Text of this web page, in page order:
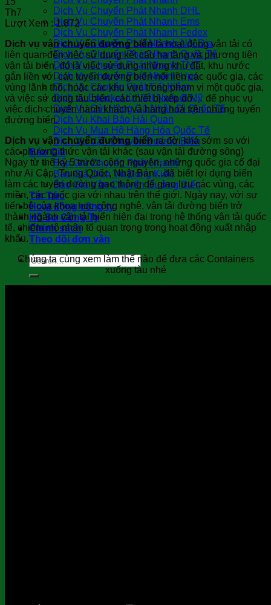
Dịch Vụ Chuyển Phát Nhanh DHL
Dịch Vụ Chuyển Phát Nhanh Ems
Dịch Vụ Chuyển Phát Nhanh Fedex
Dịch Vụ Chuyển Phát Nhanh Nội Địa
Dịch Vụ Chuyển Phát Nhanh Quốc Tế
Dịch Vụ Chuyển Phát Nhanh TNT
Dịch Vụ Chuyển Phát Nhanh Ups
Dịch Vụ Chuyển Phát Tiết Kiệm
Dịch vụ Epacket từ Việt Nam đi Mỹ
Dịch Vụ Gửi Hàng Cá Nhân Đi Quốc Tế
Dịch Vụ Khai Báo Hải Quan
Dịch Vụ Mua Hộ Hàng Hóa Quốc Tế
Dịch Vụ Vận Chuyển Đường Biển
Báo Giá
Báo Giá Chuyển Phát Nhanh
Báo Giá Dịch Vụ Đóng Kiện
Báo Giá Vận Chuyển Đường Biển
Tin Tức
Hoạt động công ty
Hồ Sơ Công Ty
Chính sách
Theo dõi đơn vận
Th7
Lượt Xem : 1.872
Dịch vụ vận chuyển đường biểnlà hoạt động vận tải có
liên quan đến việc sử dụng kết cấu hạ tầng và phương tiện
vận tải biển, đó là việc sử dụng những khu đất, khu nước
gắn liền với các tuyến đường biển nối liền các quốc gia, các
vùng lãnh thổ, hoặc các khu vực trong phạm vi một quốc gia,
và việc sử dụng tầu biển, các thiết bị xếp dỡ… để phục vụ
việc dịch chuyển hành khách và hàng hoá trên những tuyến
đường biển.
Dịch vụ vận chuyển đường biểnra đời khá sớm so với
các phương thức vận tải khác (sau vận tải đường sông)
Ngay từ thế kỷ 5 trước công nguyên, những quốc gia cổ đại
như Ai Cập, Trung Quốc, Nhật Bản…đã biết lợi dụng biển
làm các tuyển đường gao thông để giao lưu các vùng, các
miền, các quốc gia với nhau trên thế giới. Ngày nay, với sự
tiến bộ của khoa học công nghệ, vận tải đường biển trở
thành ngành vận tải biển hiện đại trong hệ thống vận tải quốc
tế, chiếm mộ nhân tố quan trọng trong hoạt động xuất nhập
khẩu.
Chúng ta cùng xem làm thế nào để đưa các Containers
xuống tàu nhé